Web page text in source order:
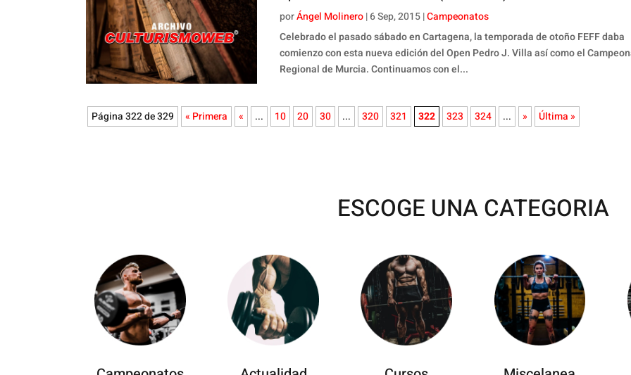
porÁngel Molinero|6 Sep, 2015|Campeonatos
Celebrado el pasado sábado en Cartagena, la temporada de otoño FEFF daba
comienzo con esta nueva edición del Open Pedro J. Villa así como el
Regional de Murcia. Continuamos con el...
Página 322 de 329 « Primera « ... 10 20 30 ... 320 321 322 323 324 ... » Última »
ESCOGE UNA CATEGORIA